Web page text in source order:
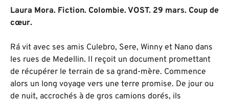
Laura Mora. Fiction. Colombie. VOST. 29 mars. Coup de
cœur.
Rá vit avec ses amis Culebro, Sere, Winny et Nano dans
les rues de Medellin. Il reçoit un document promettant
de récupérer le terrain de sa grand-mère. Commence
alors un long voyage vers une terre promise. De jour ou
de nuit, accrochés à de gros camions dorés, ils